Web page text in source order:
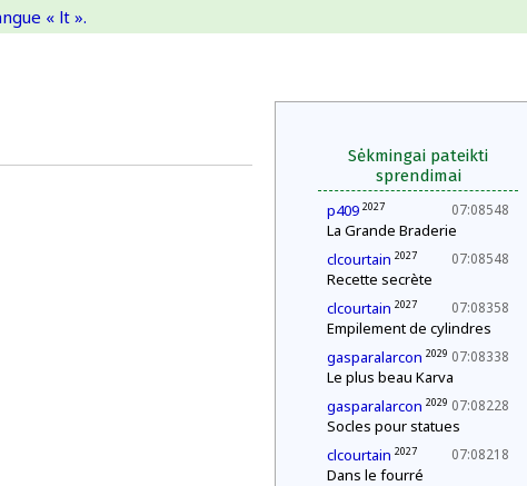
« lt ».
Sėkmingai pateikti
sprendimai
07:08548
p409 2027
La Grande Braderie
07:08548
clcourtain 2027
Recette secrète
07:08358
clcourtain 2027
Empilement de cylindres
07:08338
gasparalarcon 2029
Le plus beau Karva
07:08228
gasparalarcon 2029
Socles pour statues
07:08218
clcourtain 2027
Dans le fourré